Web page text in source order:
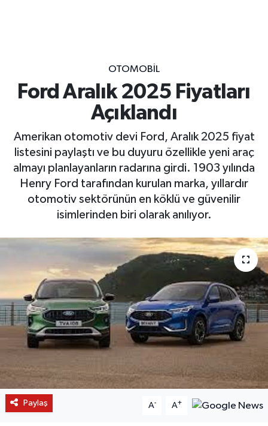
OTOMOBİL
Ford Aralık 2025 Fiyatları
Açıklandı
Amerikan otomotiv devi Ford, Aralık 2025 fiyat
listesini paylaştı ve bu duyuru özellikle yeni araç
almayı planlayanların radarına girdi. 1903 yılında
Henry Ford tarafından kurulan marka, yıllardır
otomotiv sektörünün en köklü ve güvenilir
isimlerinden biri olarak anılıyor.
Paylaş A- A+